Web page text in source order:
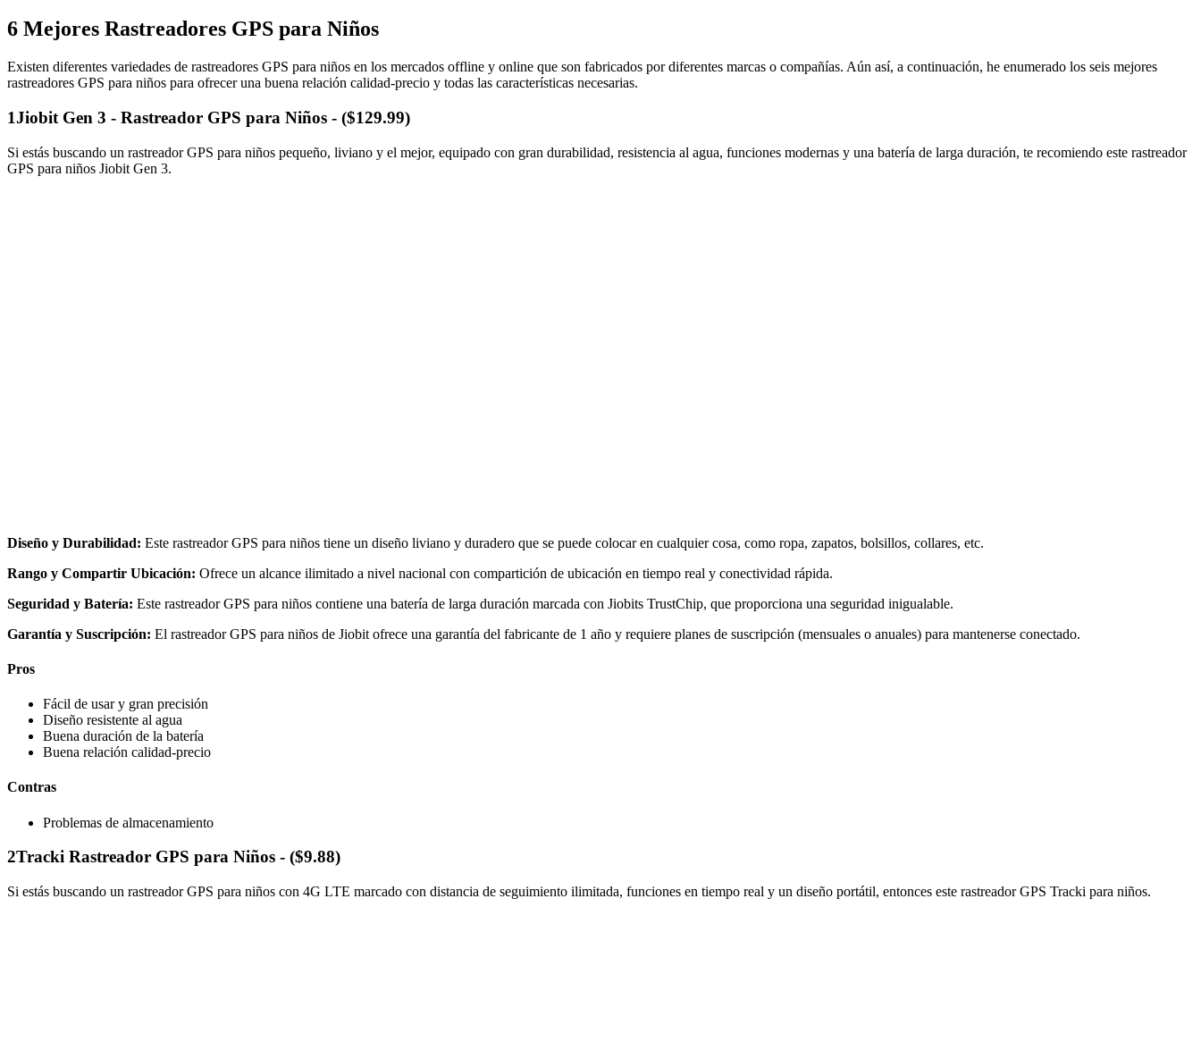
6 Mejores Rastreadores GPS para Niños
Existen diferentes variedades de rastreadores GPS para niños en los mercados offline y online que son fabricados por diferentes marcas o compañías. Aún así, a continuación, he enumerado los seis mejores
rastreadores GPS para niños para ofrecer una buena relación calidad-precio y todas las características necesarias.
1Jiobit Gen 3 - Rastreador GPS para Niños - ($129.99)
Si estás buscando un rastreador GPS para niños pequeño, liviano y el mejor, equipado con gran durabilidad, resistencia al agua, funciones modernas y una batería de larga duración, te recomiendo este rastreador
GPS para niños Jiobit Gen 3.
Diseño y Durabilidad: Este rastreador GPS para niños tiene un diseño liviano y duradero que se puede colocar en cualquier cosa, como ropa, zapatos, bolsillos, collares, etc.
Rango y Compartir Ubicación: Ofrece un alcance ilimitado a nivel nacional con compartición de ubicación en tiempo real y conectividad rápida.
Seguridad y Batería: Este rastreador GPS para niños contiene una batería de larga duración marcada con Jiobits TrustChip, que proporciona una seguridad inigualable.
Garantía y Suscripción: El rastreador GPS para niños de Jiobit ofrece una garantía del fabricante de 1 año y requiere planes de suscripción (mensuales o anuales) para mantenerse conectado.
Pros
Fácil de usar y gran precisión
Diseño resistente al agua
Buena duración de la batería
Buena relación calidad-precio
Contras
Problemas de almacenamiento
2Tracki Rastreador GPS para Niños - ($9.88)
Si estás buscando un rastreador GPS para niños con 4G LTE marcado con distancia de seguimiento ilimitada, funciones en tiempo real y un diseño portátil, entonces este rastreador GPS Tracki para niños.